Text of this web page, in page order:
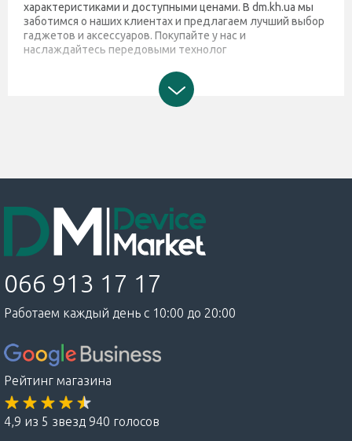
характеристиками и доступными ценами. В dm.kh.ua мы
заботимся о наших клиентах и предлагаем лучший выбор
гаджетов и аксессуаров. Покупайте у нас и
наслаждайтесь передовыми технолог
066 913 17 17
Работаем каждый день с 10:00 до 20:00
Рейтинг магазина
4,9 из 5 звезд 940 голосов